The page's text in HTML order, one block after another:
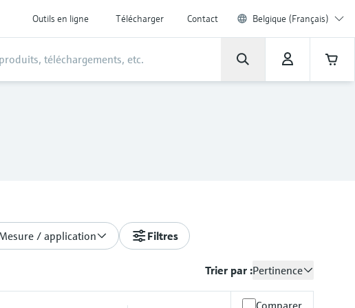
Outils en ligne Télécharger Contact Belgique (Français)
/ application Filtres
Trier par :Pertinence